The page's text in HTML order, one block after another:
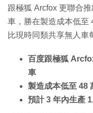
跟極狐 Arcfox 更聯合
車，勝在製造成本低至
比現時同類共享無人車
百度跟極狐
車
製造成本低至 48
預計 3 年內生產